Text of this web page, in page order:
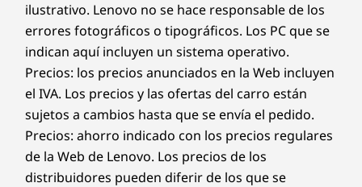
ilustrativo. Lenovo no se hace responsable de los
errores fotográficos o tipográficos. Los PC que se
indican aquí incluyen un sistema operativo.
Precios: los precios anunciados en la Web incluyen
el IVA. Los precios y las ofertas del carro están
sujetos a cambios hasta que se envía el pedido.
Precios: ahorro indicado con los precios regulares
de la Web de Lenovo. Los precios de los
distribuidores pueden diferir de los que se